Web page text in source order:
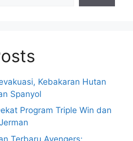
Kebakaran Hutan
Spanyol
Program Triple Win dan
Terbaru Avengers: